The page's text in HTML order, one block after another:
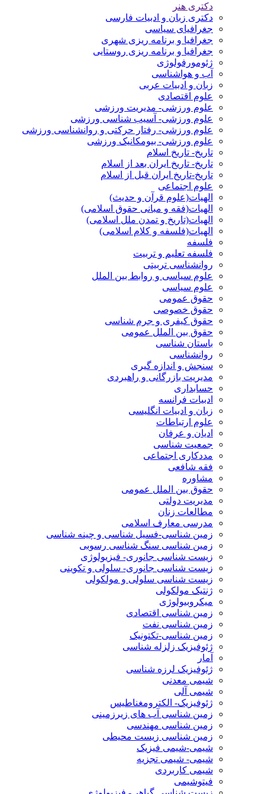
دکتری هنر
دکتری زبان و ادبیات فارسی
جغرافیای سیاسی
جغرافیا و برنامه ریزی شهری
جغرافیا و برنامه ریزی روستایی
ژئومورفولوژی
آب و هواشناسی
زبان و ادبیات عربی
علوم اقتصادی
علوم ورزشی- مدیریت ورزشی
علوم ورزشی- آسیب شناسی ورزشی
علوم ورزشی- رفتار حرکتی و روانشناسی ورزشی
علوم ورزشی- بیومکانیک ورزشی
تاریخ- تاریخ اسلام
تاریخ- تاریخ ایران بعد از اسلام
تاریخ-تاریخ ایران قبل از اسلام
علوم اجتماعی
الهیات(علوم قرآن و حدیث)
الهیات(فقه و مبانی حقوق اسلامی)
الهیات(تاریخ و تمدن ملل اسلامی)
الهیات(فلسفه و کلام اسلامی)
فلسفه
فلسفه تعلیم و تربیت
روانشناسی تربیتی
علوم سیاسی و روابط بین الملل
علوم سیاسی
حقوق عمومی
حقوق خصوصی
حقوق کیفری و جرم شناسی
حقوق بین الملل عمومی
باستان شناسی
روانشناسی
سنجش و اندازه گیری
مدیریت بازرگانی و راهبردی
حسابداری
ادبیات فرانسه
زبان و ادبیات انگلیسی
علوم ارتباطات
ادیان و عرفان
جمعیت شناسی
مددکاری اجتماعی
فقه شافعی
مشاوره
حقوق بین الملل عمومی
مدیریت دولتی
مطالعات زنان
مدرسی معارف اسلامی
زمین شناسی-فسیل شناسی و چینه شناسی
زمین شناسی سنگ شناسی رسوبی
زیست شناسی جانوری- فیزیولوژی
زیست شناسی جانوری- سلولی و تکوینی
زیست شناسی سلولی و مولکولی
ژنتیک مولکولی
میکروبیولوژی
زمین شناسی اقتصادی
زمین شناسی نفت
زمین شناسی-تکتونیک
ژئوفیزیک زلزله شناسی
آمار
ژئوفیزیک لرزه شناسی
شیمی معدنی
شیمی آلی
ژئوفیزیک- الکترومغناطیس
زمین شناسی آب های زیرزمینی
زمین شناسی مهندسی
زمین شناسی زیست محیطی
شیمی-شیمی فیزیک
شیمی- شیمی تجزیه
شیمی کاربردی
فیتوشیمی